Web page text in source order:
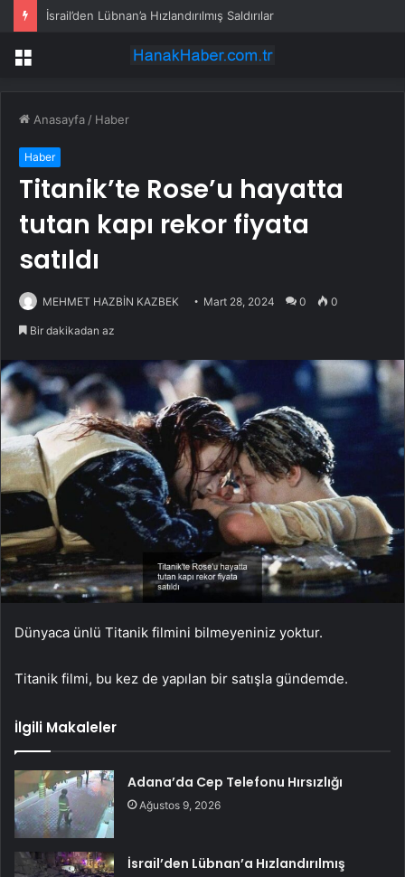
İsrail’den Lübnan’a Hızlandırılmış Saldırılar
Menü
Anasayfa / Haber
Haber
Titanik’te Rose’u hayatta
tutan kapı rekor fiyata
satıldı
MEHMET HAZBİN KAZBEK Mart 28, 2024 0 0
Bir dakikadan az
Dünyaca ünlü Titanik filmini bilmeyeniniz yoktur.
Titanik filmi, bu kez de yapılan bir satışla gündemde.
İlgili Makaleler
Adana’da Cep Telefonu Hırsızlığı
Ağustos 9, 2026
İsrail’den Lübnan’a Hızlandırılmış